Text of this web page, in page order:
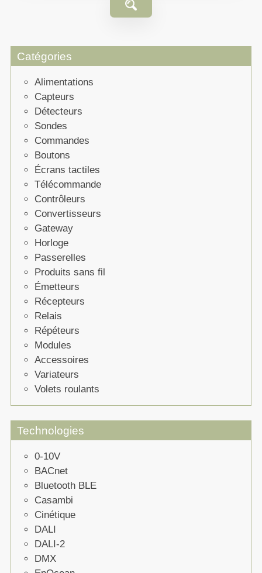
Catégories
Alimentations
Capteurs
Détecteurs
Sondes
Commandes
Boutons
Écrans tactiles
Télécommande
Contrôleurs
Convertisseurs
Gateway
Horloge
Passerelles
Produits sans fil
Émetteurs
Récepteurs
Relais
Répéteurs
Modules
Accessoires
Variateurs
Volets roulants
Technologies
0-10V
BACnet
Bluetooth BLE
Casambi
Cinétique
DALI
DALI-2
DMX